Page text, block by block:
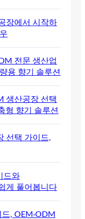
장에서 시작하
전문 생산업
용 향기 솔루션
생산공장 선택
형 향기 솔루션
선택 가이드,
드와
게 풀어봅니다
, OEM·ODM